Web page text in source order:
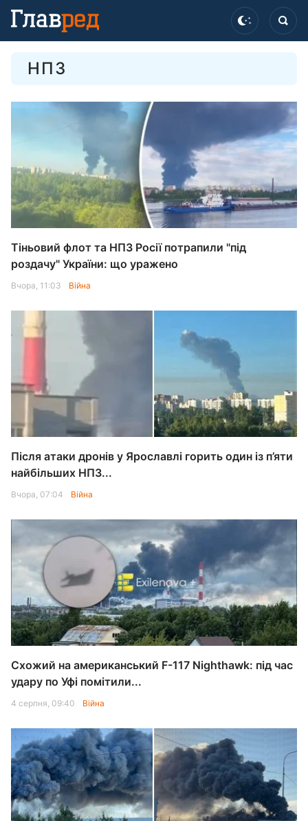
НПЗ
Тіньовий флот та НПЗ Росії потрапили "під
роздачу" України: що уражено
Вчора, 11:03 Війна
Після атаки дронів у Ярославлі горить один із п’яти
найбільших НПЗ...
Вчора, 07:04 Війна
Схожий на американський F-117 Nighthawk: під час
удару по Уфі помітили...
4 серпня, 09:40 Війна